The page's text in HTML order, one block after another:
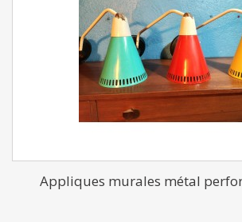
Appliques murales métal